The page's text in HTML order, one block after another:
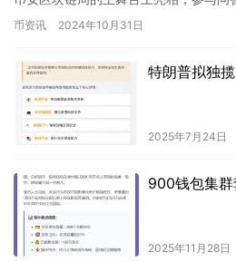
后首次公开露面。 ### 新闻背景 币安…
币资讯 2024年10月31日
特朗普拟独
2025年7月24日
900钱包集
2025年11月28日